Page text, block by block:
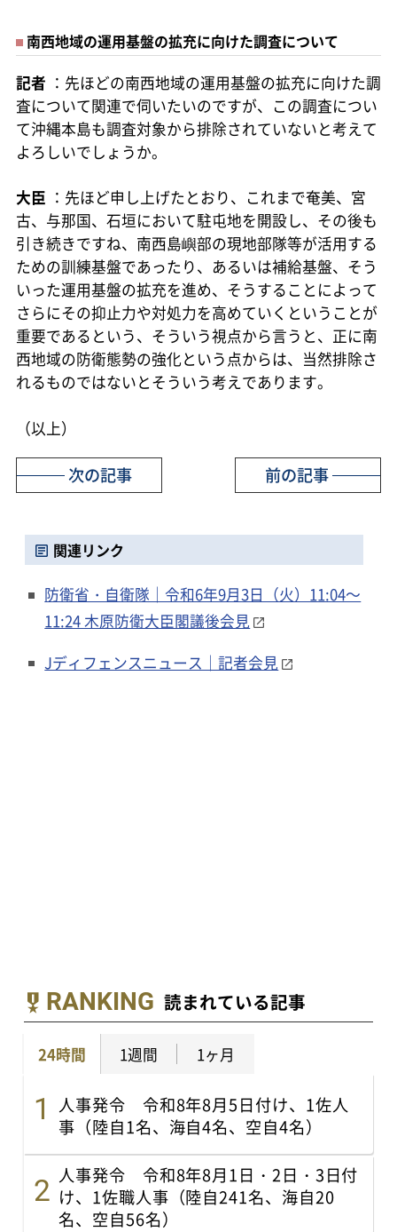
南西地域の運用基盤の拡充に向けた調査について
記者 ：先ほどの南西地域の運用基盤の拡充に向けた調
査について関連で伺いたいのですが、この調査につい
て沖縄本島も調査対象から排除されていないと考えて
よろしいでしょうか。
大臣 ：先ほど申し上げたとおり、これまで奄美、宮
古、与那国、石垣において駐屯地を開設し、その後も
引き続きですね、南西島嶼部の現地部隊等が活用する
ための訓練基盤であったり、あるいは補給基盤、そう
いった運用基盤の拡充を進め、そうすることによって
さらにその抑止力や対処力を高めていくということが
重要であるという、そういう視点から言うと、正に南
西地域の防衛態勢の強化という点からは、当然排除さ
れるものではないとそういう考えであります。
（以上）
前の記事
次の記事
関連リンク
防衛省・自衛隊｜令和6年9月3日（火）11:04～
11:24 木原防衛大臣閣議後会見
Jディフェンスニュース｜記者会見
RANKING 読まれている記事
24時間 1週間 1ヶ月
人事発令 令和8年8月5日付け、1佐人
事（陸自1名、海自4名、空自4名）
人事発令 令和8年8月1日・2日・3日付
け、1佐職人事（陸自241名、海自20
名、空自56名）